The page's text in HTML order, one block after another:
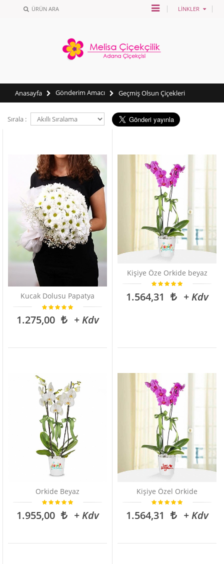
ÜRÜN ARA LINKLER
Anasayfa Gönderim Amacı Geçmiş Olsun Çiçekleri
Sırala :
Kucak Dolusu Papatya
1.275,00 + Kdv
Kişiye Öze Orkide beyaz
1.564,31 + Kdv
Orkide Beyaz
1.955,00 + Kdv
Kişiye Özel Orkide
1.564,31 + Kdv